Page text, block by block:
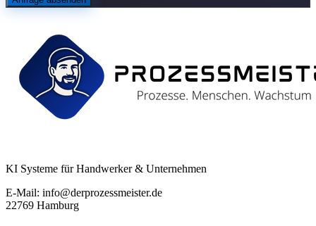
KI Systeme für Handwerker & Unternehmen
E-Mail: info@derprozessmeister.de
22769 Hamburg